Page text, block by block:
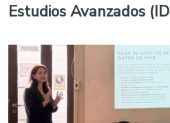
Estudios Avanzados